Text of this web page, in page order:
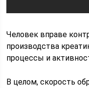
Человек вправе
производства
процессы и
В целом, скорость